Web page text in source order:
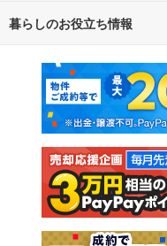
通勤・通学時間から探す
不動産・住宅
新築マンション
新築一戸建て
注文住宅
売却査定
暮らしのお役立ち情報
マンションカタログ